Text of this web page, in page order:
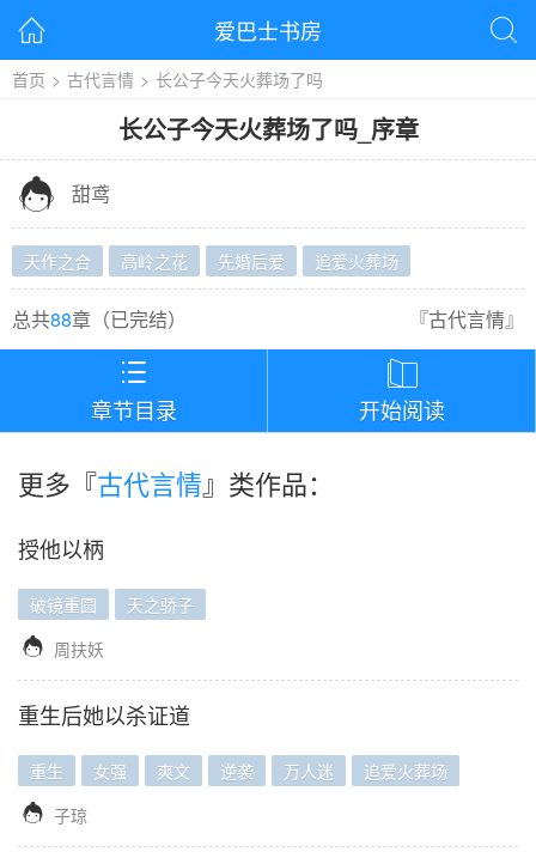
 爱巴士书房 
首页 > 古代言情 > 长公子今天火葬场了吗
长公子今天火葬场了吗_ 序章
 甜鸢
天作之合 高岭之花 先婚后爱 追爱火葬场
总共88章（已完结） 『古代言情』

章节目录

开始阅读
更多『古代言情』类作品：
授他以柄
破镜重圆 天之骄子
 周扶妖
重生后她以杀证道
重生 女强 爽文 逆袭 万人迷 追爱火葬场
 子琼